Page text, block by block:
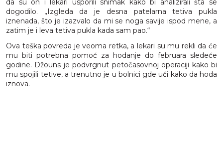
da su on i lekari usporili snimak kako bi analizirali šta se
dogodilo. „Izgleda da je desna patelarna tetiva pukla
iznenada, što je izazvalo da mi se noga savije ispod mene, a
zatim je i leva tetiva pukla kada sam pao.“
Ova teška povreda je veoma retka, a lekari su mu rekli da će
mu biti potrebna pomoć za hodanje do februara sledeće
godine. Džouns je podvrgnut petočasovnoj operaciji kako bi
mu spojili tetive, a trenutno je u bolnici gde uči kako da hoda
iznova.